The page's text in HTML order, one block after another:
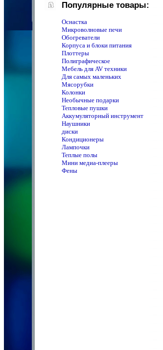
Популярные товары:
Оснастка
Микроволновые печи
Обогреватели
Корпуса и блоки питания
Плоттеры
Полиграфическое
Мебель для AV техники
Для самых маленьких
Мясорубки
Колонки
Необычные подарки
Тепловые пушки
Аккумуляторный инструмент
Наушники
диски
Кондиционеры
Лампочки
Теплые полы
Мини медиа-плееры
Фены